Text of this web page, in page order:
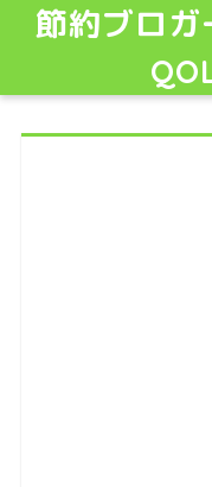
節約ブロ